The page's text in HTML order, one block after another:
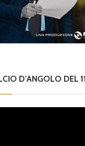
D’ANGOLO DEL